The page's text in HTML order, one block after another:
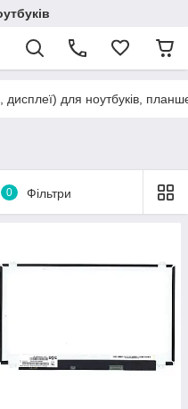
для ноутбуків,
0 Фільтри